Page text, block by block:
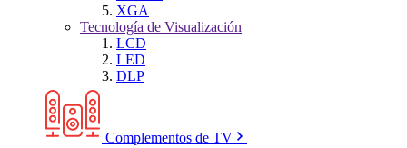
XGA
Tecnología de Visualización
LCD
LED
DLP
Complementos de TV